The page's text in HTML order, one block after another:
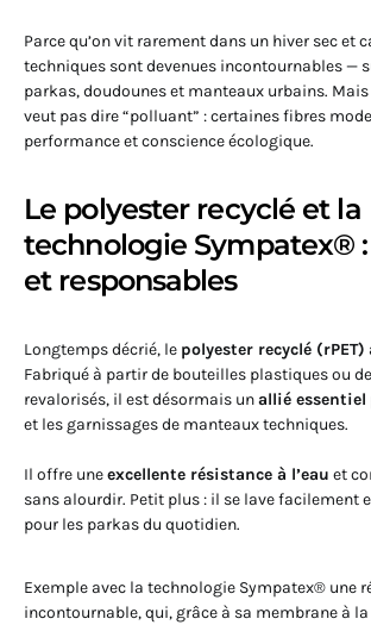
Parce qu’on vit rarement dans un hiver sec et
techniques sont devenues incontournables —
parkas, doudounes et manteaux urbains. Mais
veut pas dire “polluant” : certaines fibres
performance et conscience écologique.
Le polyester recyclé et la
technologie Sympatex®
et responsables
Longtemps décrié, le polyester recyclé (rPET)
Fabriqué à partir de bouteilles plastiques ou
revalorisés, il est désormais unallié essentiel
et les garnissages de manteaux techniques.
Il offre uneexcellente résistance à l’eau et
sans alourdir. Petit plus : il se lave facilement
pour les parkas du quotidien.
Exemple avec la technologie Sympatex® une
incontournable, qui, grâce à sa membrane à la